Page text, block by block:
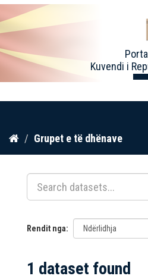
Kalo
përmbajtja
Kuvendi i
Grupet e të dhënave
Rendit nga
1 dataset found